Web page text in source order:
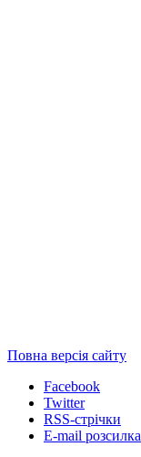
Повна версія сайту
Facebook
Twitter
RSS-стрічки
E-mail розсилка